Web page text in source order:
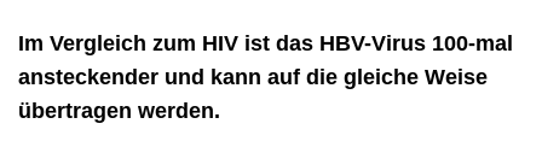
Im Vergleich zum HIV ist das HBV-Virus 100-mal
ansteckender und kann auf die gleiche Weise
übertragen werden.